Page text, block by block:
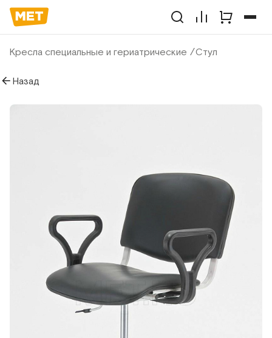
Кресла специальные и гериатрические Стул
Назад